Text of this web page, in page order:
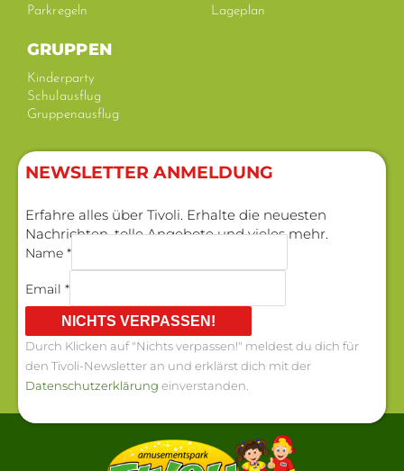
Parkregeln
Lageplan
GRUPPEN
Kinderparty
Schulausflug
Gruppenausflug
NEWSLETTER ANMELDUNG​
Erfahre alles über Tivoli. Erhalte die neuesten
Nachrichten, tolle Angebote und vieles mehr.
Name *
Email *
NICHTS VERPASSEN!
Durch Klicken auf "Nichts verpassen!" meldest du dich für
den Tivoli-Newsletter an und erklärst dich mit der
Datenschutzerklärung einverstanden.